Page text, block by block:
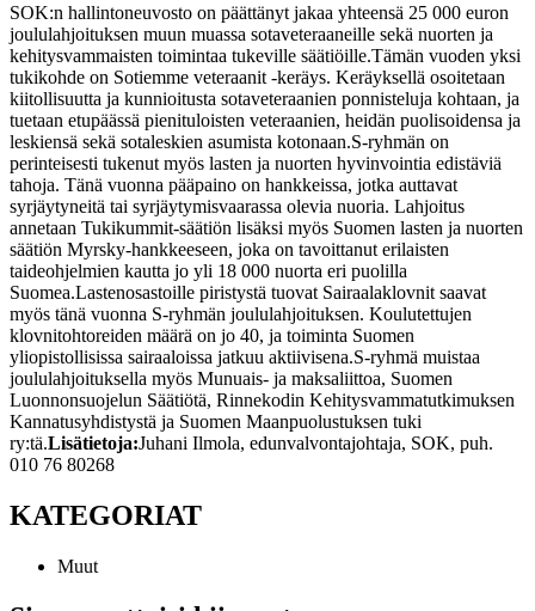
SOK:n hallintoneuvosto on päättänyt jakaa yhteensä 25 000 euron
joululahjoituksen muun muassa sotaveteraaneille sekä nuorten ja
kehitysvammaisten toimintaa tukeville säätiöille.Tämän vuoden yksi
tukikohde on Sotiemme veteraanit -keräys. Keräyksellä osoitetaan
kiitollisuutta ja kunnioitusta sotaveteraanien ponnisteluja kohtaan, ja
tuetaan etupäässä pienituloisten veteraanien, heidän puolisoidensa ja
leskiensä sekä sotaleskien asumista kotonaan.S-ryhmän on
perinteisesti tukenut myös lasten ja nuorten hyvinvointia edistäviä
tahoja. Tänä vuonna pääpaino on hankkeissa, jotka auttavat
syrjäytyneitä tai syrjäytymisvaarassa olevia nuoria. Lahjoitus
annetaan Tukikummit-säätiön lisäksi myös Suomen lasten ja nuorten
säätiön Myrsky-hankkeeseen, joka on tavoittanut erilaisten
taideohjelmien kautta jo yli 18 000 nuorta eri puolilla
Suomea.Lastenosastoille piristystä tuovat Sairaalaklovnit saavat
myös tänä vuonna S-ryhmän joululahjoituksen. Koulutettujen
klovnitohtoreiden määrä on jo 40, ja toiminta Suomen
yliopistollisissa sairaaloissa jatkuu aktiivisena.S-ryhmä muistaa
joululahjoituksella myös Munuais- ja maksaliittoa, Suomen
Luonnonsuojelun Säätiötä, Rinnekodin Kehitysvammatutkimuksen
Kannatusyhdistystä ja Suomen Maanpuolustuksen tuki
ry:tä.Lisätietoja:Juhani Ilmola, edunvalvontajohtaja, SOK, puh.
010 76 80268
KATEGORIAT
Muut